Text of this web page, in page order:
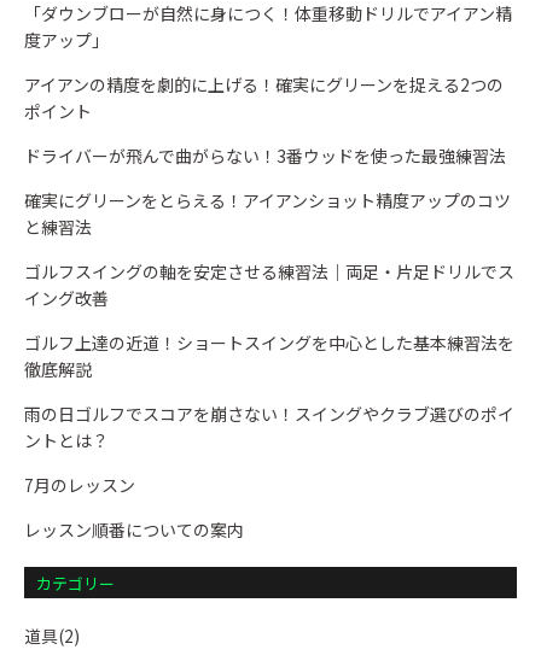
「ダウンブローが自然に身につく！体重移動ドリルでアイアン精
度アップ」
アイアンの精度を劇的に上げる！確実にグリーンを捉える2つの
ポイント
ドライバーが飛んで曲がらない！3番ウッドを使った最強練習法
確実にグリーンをとらえる！アイアンショット精度アップのコツ
と練習法
ゴルフスイングの軸を安定させる練習法｜両足・片足ドリルでス
イング改善
ゴルフ上達の近道！ショートスイングを中心とした基本練習法を
徹底解説
雨の日ゴルフでスコアを崩さない！スイングやクラブ選びのポイ
ントとは？
7月のレッスン
レッスン順番についての案内
カテゴリー
道具(2)